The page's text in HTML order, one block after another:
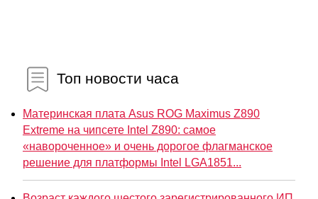
Топ новости часа
Материнская плата Asus ROG Maximus Z890
Extreme на чипсете Intel Z890: самое
«навороченное» и очень дорогое флагманское
решение для платформы Intel LGA1851...